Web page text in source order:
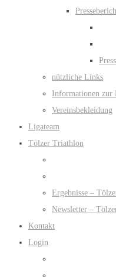
nützliche Links
Informationen zur
Vereinsbekleidung
Ligateam
Tölzer Triathlon
Ergebnisse –
Newsletter –
Kontakt
Login